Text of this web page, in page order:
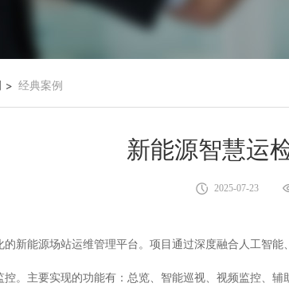
经典案例
新能源智慧运
2025-07-23
新能源场站运维管理平台。项目通过深度融合人工智
控。主要实现的功能有：总览、智能巡视、视频监控、